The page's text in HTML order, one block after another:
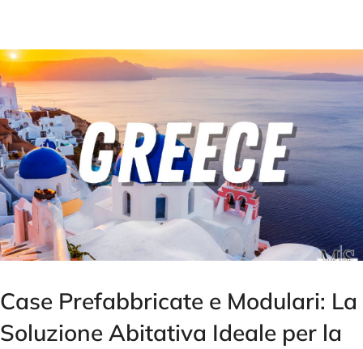
Case Prefabbricate e Modulari: La
Soluzione Abitativa Ideale per la